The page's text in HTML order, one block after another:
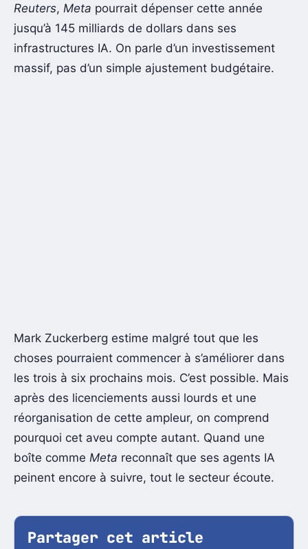
Reuters, Meta pourrait dépenser cette année
jusqu’à 145 milliards de dollars dans ses
infrastructures IA. On parle d’un investissement
massif, pas d’un simple ajustement budgétaire.
Mark Zuckerberg estime malgré tout que les
choses pourraient commencer à s’améliorer dans
les trois à six prochains mois. C’est possible. Mais
après des licenciements aussi lourds et une
réorganisation de cette ampleur, on comprend
pourquoi cet aveu compte autant. Quand une
boîte comme Meta reconnaît que ses agents IA
peinent encore à suivre, tout le secteur écoute.
Partager cet article